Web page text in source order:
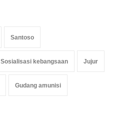
Santoso
Sosialisasi kebangsaan Jujur
Gudang amunisi